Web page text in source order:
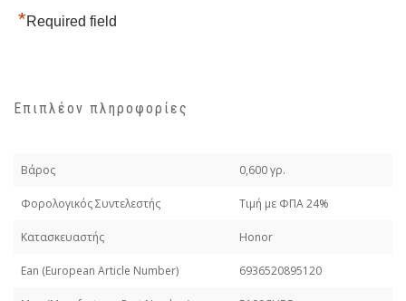
*Required field
Επιπλέον πληροφορίες
Βάρος 0,600 γρ.
Φορολογικός Συντελεστής Τιμή με ΦΠΑ 24%
Κατασκευαστής Honor
Εan (European Article Number) 6936520895120